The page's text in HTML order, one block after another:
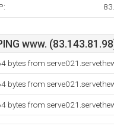
www.
bytes from
bytes from
bytes from